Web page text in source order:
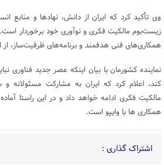
وی تأکید کرد که ایران از دانش، نهادها و منابع
زیست‌بوم مالکیت فکری و نوآوری خود برخوردار است.
همکاری‌های فنی هدفمند و برنامه‌های ظرفیت‌ساز،
نماینده کشورمان با بیان اینکه عصر جدید فناوری
کند، اعلام کرد که ایران به مشارکت مسئولانه
مالکیت فکری ادامه خواهد داد و در این راستا
همکاری ها با وایپو است.
اشتراک گذاری :